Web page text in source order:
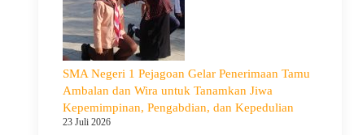
Kelas
X
dan
SMA Negeri 1 Pejagoan Gelar Penerimaan Tamu
Ambalan dan Wira untuk Tanamkan Jiwa
Kepemimpinan, Pengabdian, dan Kepedulian
23 Juli 2026